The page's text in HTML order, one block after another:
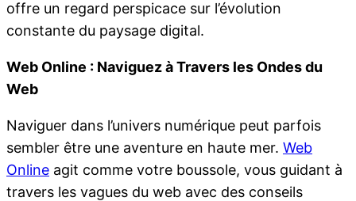
offre un regard perspicace sur l’évolution
constante du paysage digital.
Web Online : Naviguez à Travers les Ondes du
Web
Naviguer dans l’univers numérique peut parfois
sembler être une aventure en haute mer. Web
Online agit comme votre boussole, vous guidant à
travers les vagues du web avec des conseils